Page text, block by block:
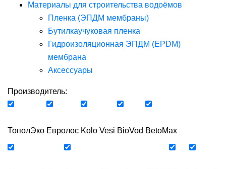
Материалы для строительства водоёмов
Пленка (ЭПДМ мембраны)
Бутилкаучуковая пленка
Гидроизоляционная ЭПДМ (EPDM)
мембрана
Аксессуары
Производитель:
ТополЭко Евролос Kolo Vesi BioVod BetoMax